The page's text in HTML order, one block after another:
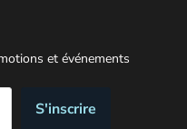
et événements
S'inscrire